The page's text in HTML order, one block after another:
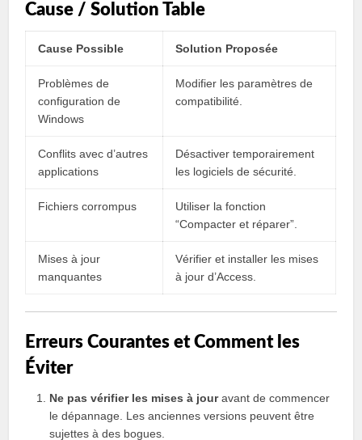
Cause / Solution Table
Cause Possible Solution Proposée
Problèmes de
configuration de
Windows
Modifier les paramètres de
compatibilité.
Conflits avec d’autres
applications
Désactiver temporairement
les logiciels de sécurité.
Fichiers corrompus
Utiliser la fonction
“Compacter et réparer”.
Mises à jour
manquantes
Vérifier et installer les mises
à jour d’Access.
Erreurs Courantes et Comment les
Éviter
Ne pas vérifier les mises à jouravant de commencer
le dépannage. Les anciennes versions peuvent être
sujettes à des bogues.